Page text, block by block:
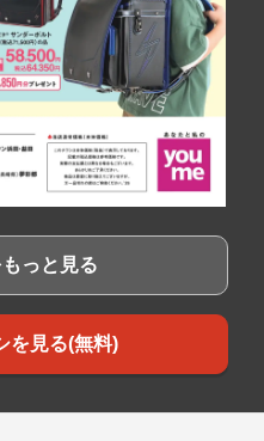
っと見る
を見る(無料)